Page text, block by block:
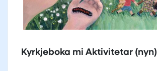
Kyrkjeboka mi Aktivitetar (nyn)